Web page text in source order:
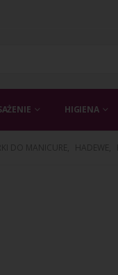
HIGIENA